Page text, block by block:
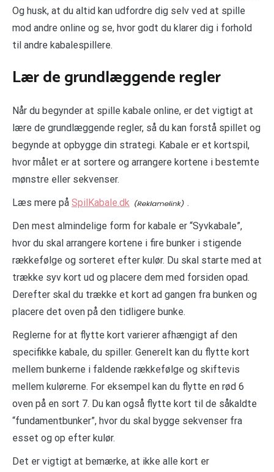
Og husk, at du altid kan udfordre dig selv ved at spille
mod andre online og se, hvor godt du klarer dig i forhold
til andre kabalespillere.
Lær de grundlæggende regler
Når du begynder at spille kabale online, er det vigtigt at
lære de grundlæggende regler, så du kan forstå spillet og
begynde at opbygge din strategi. Kabale er et kortspil,
hvor målet er at sortere og arrangere kortene i bestemte
mønstre eller sekvenser.
Læs mere på SpilKabale.dk
.
Den mest almindelige form for kabale er “Syvkabale”,
hvor du skal arrangere kortene i fire bunker i stigende
rækkefølge og sorteret efter kulør. Du skal starte med at
trække syv kort ud og placere dem med forsiden opad.
Derefter skal du trække et kort ad gangen fra bunken og
placere det oven på den tidligere bunke.
Reglerne for at flytte kort varierer afhængigt af den
specifikke kabale, du spiller. Generelt kan du flytte kort
mellem bunkerne i faldende rækkefølge og skiftevis
mellem kulørerne. For eksempel kan du flytte en rød 6
oven på en sort 7. Du kan også flytte kort til de såkaldte
“fundamentbunker”, hvor du skal bygge sekvenser fra
esset og op efter kulør.
Det er vigtigt at bemærke, at ikke alle kort er